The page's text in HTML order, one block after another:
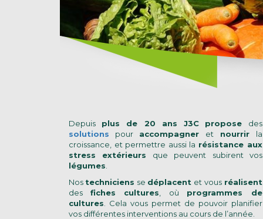
Depuis plus de 20 ans J3C propose des
solutions
pour accompagner et nourrir la
croissance, et permettre aussi la résistance aux
stress extérieurs que peuvent subirent vos
légumes
Nos techniciens se déplacent et vous réalisent
des fiches cultures , où programmes de
cultures . Cela vous permet de pouvoir planifier
vos différentes interventions au cours de l’année.